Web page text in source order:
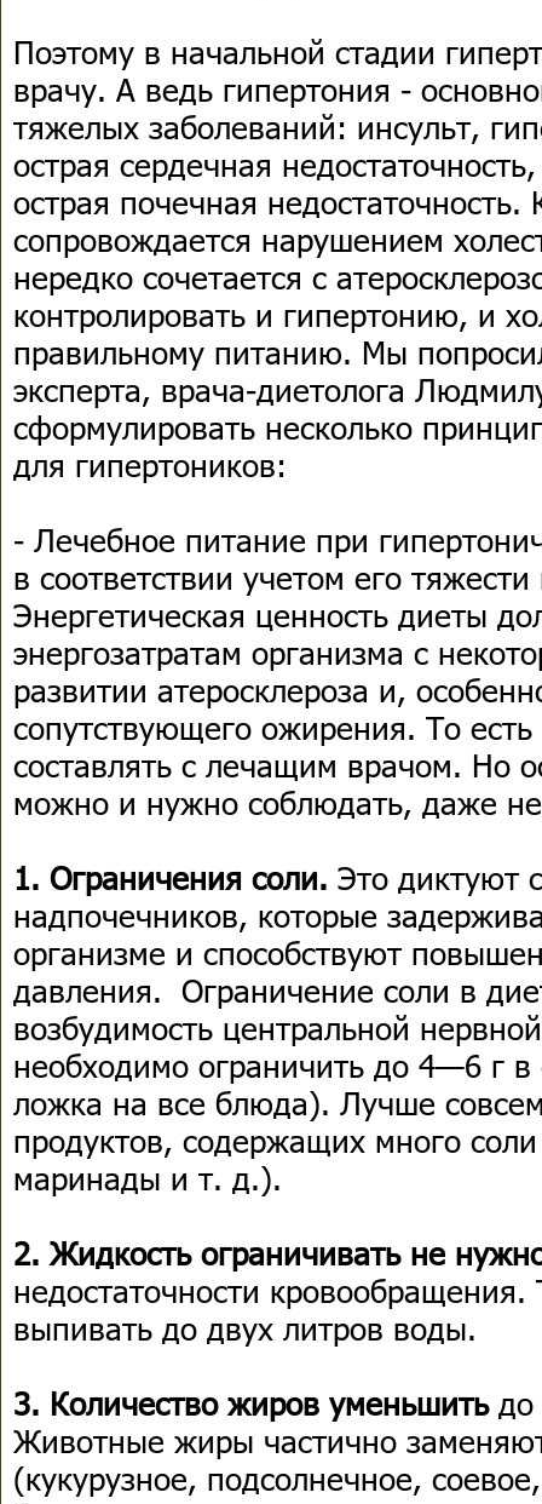
Поэтому в начальной стадии
врачу. А ведь гипертония -
тяжелых заболеваний: инсульт,
острая сердечная
острая почечная
сопровождается нарушением
нередко сочетается с
контролировать и гипертонию, и
правильному питанию. Мы
эксперта, врача-диетолога
сформулировать несколько
для гипертоников:
- Лечебное питание при
в соответствии учетом его
Энергетическая ценность диеты
энергозатратам организма с
развитии атеросклероза и,
сопутствующего ожирения. То
составлять с лечащим врачом. Но
можно и нужно соблюдать, даже
1. Ограничения соли. Это диктуют
надпочечников, которые
организме и способствуют
давления. Ограничение соли в
возбудимость центральной
необходимо ограничить до 4—6 г
ложка на все блюда). Лучше совсем
продуктов, содержащих много
маринады и т. д.).
2. Жидкость ограничивать не
недостаточности кровообращения.
выпивать до двух литров воды.
3. Количество жиров уменьшитьдо
Животные жиры частично
(кукурузное, подсолнечное,